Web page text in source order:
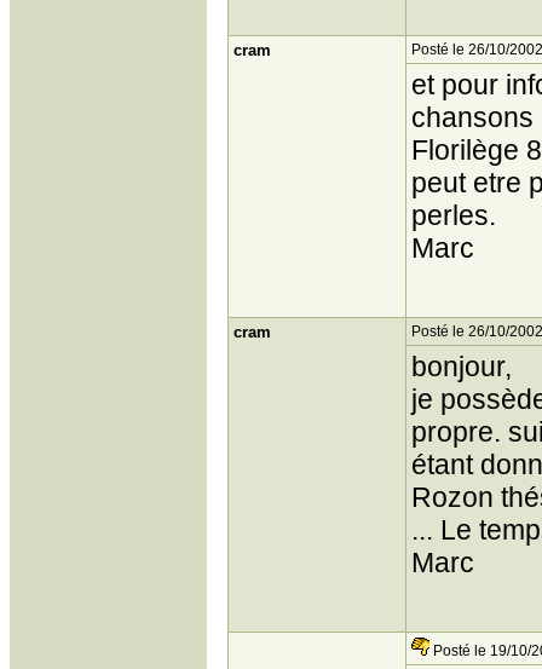
cram Posté le 26/10/
et pour
chansons
Florilège
peut etre
perles.
Marc
cram Posté le 26/10/
bonjour,
je
propre.
étant
Rozon
... Le
Marc
Posté le 19/10/